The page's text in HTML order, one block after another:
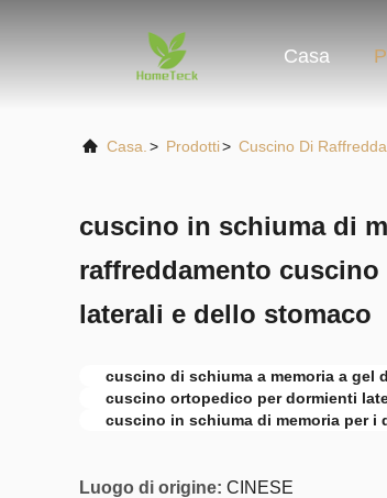
Casa
Casa. > Prodotti> Cuscino Di
cuscino in schiuma di
raffreddamento
laterali e dello stomaco
cuscino di schiuma a memoria a gel
cuscino ortopedico per dormienti
cuscino in schiuma di memoria per i
Luogo di origine: CINESE